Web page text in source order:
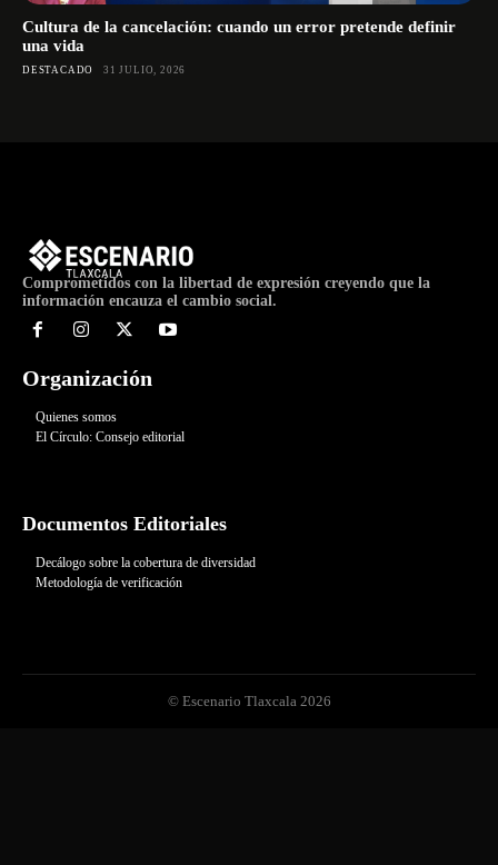
Cultura de la cancelación: cuando un error pretende definir
una vida
DESTACADO 31 JULIO, 2026
Comprometidos con la libertad de expresión creyendo que la
información encauza el cambio social.
Organización
Quienes somos
El Círculo: Consejo editorial
Documentos Editoriales
Decálogo sobre la cobertura de diversidad
Metodología de verificación
© Escenario Tlaxcala 2026